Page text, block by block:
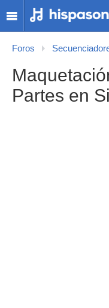
Foros
Partes en